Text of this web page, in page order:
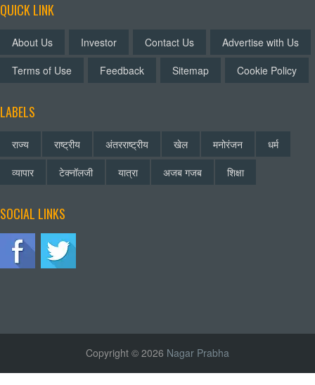
QUICK LINK
About Us Investor Contact Us
Advertise with Us
Terms of Use
Feedback Sitemap Cookie Policy
LABELS
राज्य राष्ट्रीय अंतरराष्ट्रीय खेल मनोरंजन
धर्म
व्यापार
टेक्नॉलजी यात्रा अजब गजब शिक्षा
SOCIAL LINKS
Copyright © 2026 Nagar Prabha